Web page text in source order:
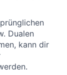
Dualen
kann dir